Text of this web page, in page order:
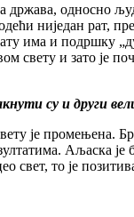
односно
ниједан рат,
има и подршку
и зато је
су и други
је
Аљаска
свет, то је